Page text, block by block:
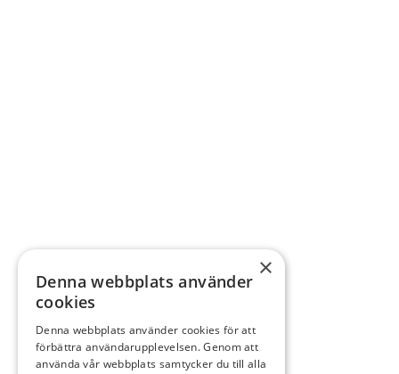
×
Denna webbplats använder
cookies
Denna webbplats använder cookies för att
förbättra användarupplevelsen. Genom att
använda vår webbplats samtycker du till alla